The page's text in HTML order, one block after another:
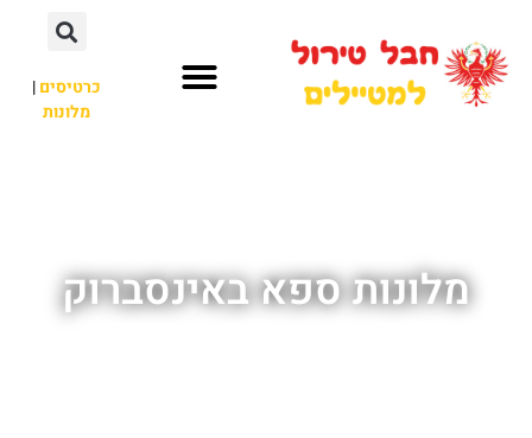
כרטיסים|
מלונות
מלונות ספא באינסברוק